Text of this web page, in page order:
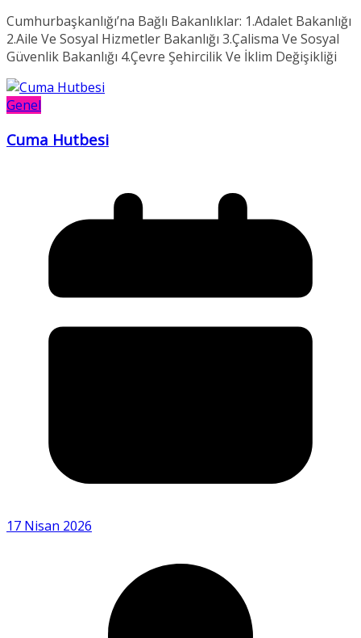
Cumhurbaşkanlığı’na Bağlı Bakanlıklar: 1.Adalet Bakanlığı
2.Aile Ve Sosyal Hizmetler Bakanlığı 3.Çalisma Ve Sosyal
Güvenlik Bakanlığı 4.Çevre Şehircilik Ve İklim Değişikliği
Genel
Cuma Hutbesi
17 Nisan 2026